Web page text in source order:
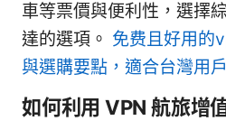
車等票價與便利性，選擇
達的選項。 免费且好用的
與選購要點，適合台灣用
如何利用 VPN 航旅增